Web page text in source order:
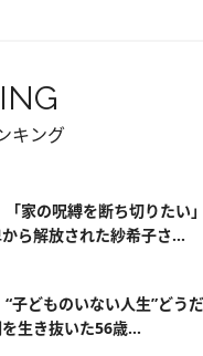
キング
「家の呪縛を断ち切りたい
ら解放された紗希子さ...
“子どものいない人生”ど
生き抜いた56歳...